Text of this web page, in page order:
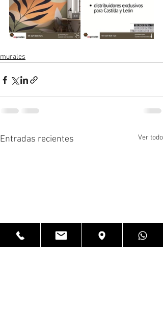
murales
Entradas recientes Ver todo